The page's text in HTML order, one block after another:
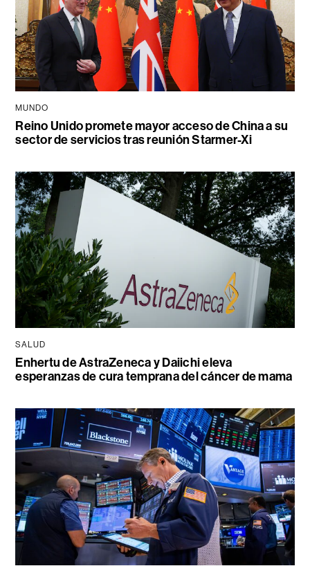
MUNDO
Reino Unido promete mayor acceso de China a su
sector de servicios tras reunión Starmer-Xi
SALUD
Enhertu de AstraZeneca y Daiichi eleva
esperanzas de cura temprana del cáncer de mama